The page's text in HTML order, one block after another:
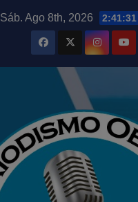
Sáb. Ago 8th, 2026 2:41:32
modal-